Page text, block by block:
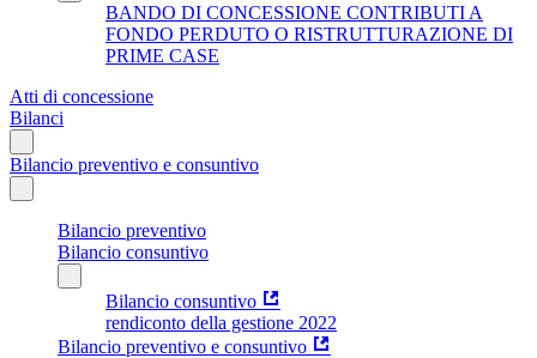
BANDO DI CONCESSIONE CONTRIBUTI A
FONDO PERDUTO O RISTRUTTURAZIONE DI
PRIME CASE
Atti di concessione
Bilanci
Bilancio preventivo e consuntivo
Bilancio preventivo
Bilancio consuntivo
Bilancio consuntivo
rendiconto della gestione 2022
Bilancio preventivo e consuntivo